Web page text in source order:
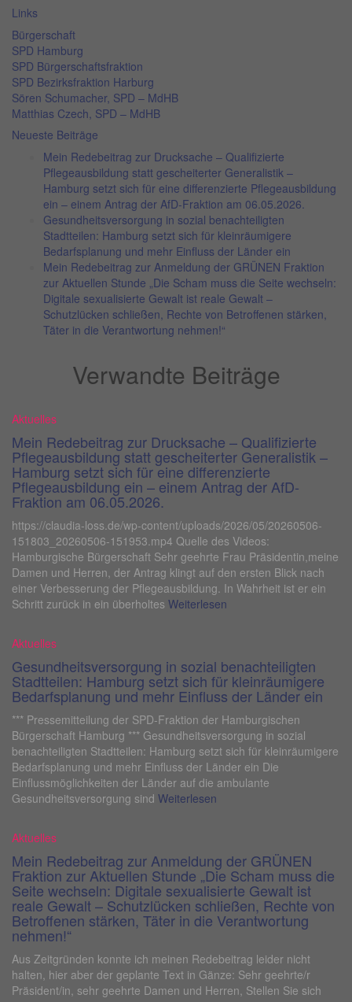
Links
Bürgerschaft
SPD Hamburg
SPD Bürgerschaftsfraktion
SPD Bezirksfraktion Harburg
Sören Schumacher, SPD – MdHB
Matthias Czech, SPD – MdHB
Neueste Beiträge
Mein Redebeitrag zur Drucksache – Qualifizierte
Pflegeausbildung statt gescheiterter Generalistik –
Hamburg setzt sich für eine differenzierte Pflegeausbildung
ein – einem Antrag der AfD-Fraktion am 06.05.2026.
Gesundheitsversorgung in sozial benachteiligten
Stadtteilen: Hamburg setzt sich für kleinräumigere
Bedarfsplanung und mehr Einfluss der Länder ein
Mein Redebeitrag zur Anmeldung der GRÜNEN Fraktion
zur Aktuellen Stunde „Die Scham muss die Seite wechseln:
Digitale sexualisierte Gewalt ist reale Gewalt –
Schutzlücken schließen, Rechte von Betroffenen stärken,
Täter in die Verantwortung nehmen!“
Verwandte Beiträge
Aktuelles
Mein Redebeitrag zur Drucksache – Qualifizierte
Pflegeausbildung statt gescheiterter Generalistik –
Hamburg setzt sich für eine differenzierte
Pflegeausbildung ein – einem Antrag der AfD-
Fraktion am 06.05.2026.
https://claudia-loss.de/wp-content/uploads/2026/05/20260506-
151803_20260506-151953.mp4 Quelle des Videos:
Hamburgische Bürgerschaft Sehr geehrte Frau Präsidentin,meine
Damen und Herren, der Antrag klingt auf den ersten Blick nach
einer Verbesserung der Pflegeausbildung. In Wahrheit ist er ein
Schritt zurück in ein überholtes Weiterlesen
Aktuelles
Gesundheitsversorgung in sozial benachteiligten
Stadtteilen: Hamburg setzt sich für kleinräumigere
Bedarfsplanung und mehr Einfluss der Länder ein
*** Pressemitteilung der SPD-Fraktion der Hamburgischen
Bürgerschaft Hamburg *** Gesundheitsversorgung in sozial
benachteiligten Stadtteilen: Hamburg setzt sich für kleinräumigere
Bedarfsplanung und mehr Einfluss der Länder ein Die
Einflussmöglichkeiten der Länder auf die ambulante
Gesundheitsversorgung sind Weiterlesen
Aktuelles
Mein Redebeitrag zur Anmeldung der GRÜNEN
Fraktion zur Aktuellen Stunde „Die Scham muss die
Seite wechseln: Digitale sexualisierte Gewalt ist
reale Gewalt – Schutzlücken schließen, Rechte von
Betroffenen stärken, Täter in die Verantwortung
nehmen!“
Aus Zeitgründen konnte ich meinen Redebeitrag leider nicht
halten, hier aber der geplante Text in Gänze: Sehr geehrte/r
Präsident/in, sehr geehrte Damen und Herren, Stellen Sie sich